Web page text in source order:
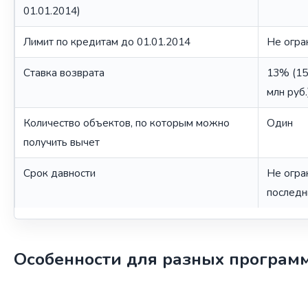
01.01.2014)
Лимит по кредитам до 01.01.2014 Не
Ставка возврата
13%
млн
Количество объектов, по которым можно
получить вычет
Один
Срок давности
Не
Особенности для разных